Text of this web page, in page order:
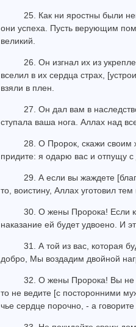
25. Как ни яростны были
они успеха. Пусть верующим
великий.
26. Он изгнал их из
вселил в их сердца страх,
взяли в плен.
27. Он дал вам в
ступала ваша нога. Аллах над
28. О Пророк, скажи своим
придите: я одарю вас и отпущу
29. А если вы жаждете
то, воистину, Аллах уготовил
30. О жены Пророка! Если
наказание ей будет удвоено. И
31. А той из вас, которая
добро, Мы воздадим двойной
32. О жены Пророка! Вы не
то не ведите [с посторонними
чье сердце порочно, - а